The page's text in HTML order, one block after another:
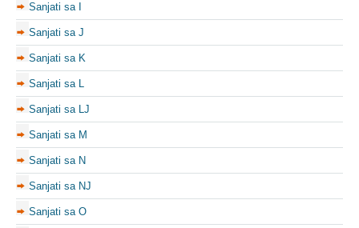
Sanjati sa I
Sanjati sa J
Sanjati sa K
Sanjati sa L
Sanjati sa LJ
Sanjati sa M
Sanjati sa N
Sanjati sa NJ
Sanjati sa O